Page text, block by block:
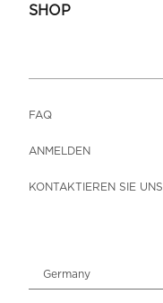
SHOP
FAQ
ANMELDEN
KONTAKTIEREN SIE UNS
Choose locale